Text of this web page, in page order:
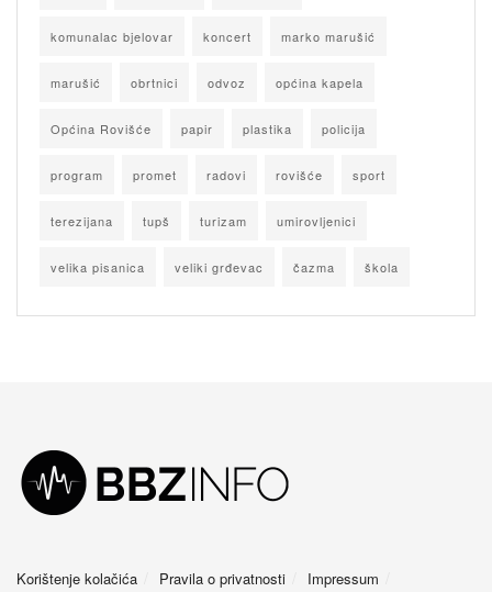
komunalac bjelovar koncert marko marušić
marušić obrtnici odvoz općina kapela
Općina Rovišće papir plastika policija
program promet radovi rovišće sport
terezijana tupš turizam umirovljenici
velika pisanica veliki grđevac čazma škola
Korištenje kolačića Pravila o privatnosti Impressum